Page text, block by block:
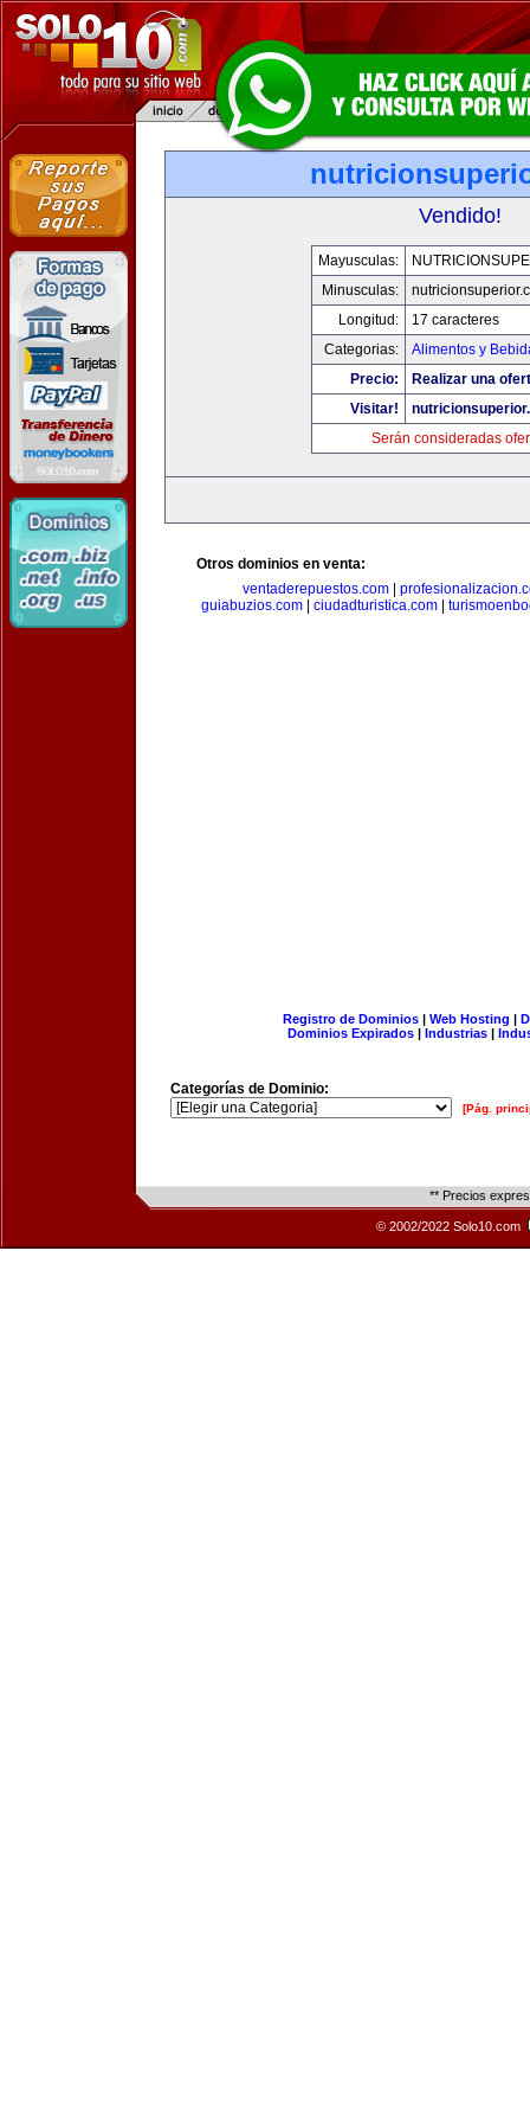
Vendido!
Mayusculas:
Minusculas:
Longitud:
17 caracteres
Categorias:
Alimentos y
Precio:
Realizar una
Visitar!
Serán consideradas
Otros dominios en venta:
ventaderepuestos.com
guiabuzios.com| ciudadturistica.com|
Registro de Dominios| Web Hosting |
Dominios Expirados | Industrias |
Categorías de Dominio:
[Pág.
** Precios
© 2002/2022 Solo10.com